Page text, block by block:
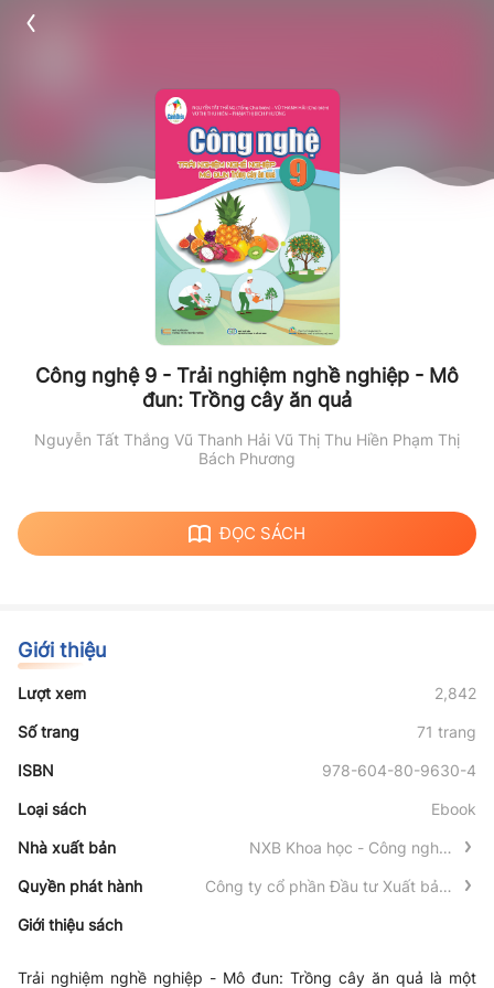
Công nghệ 9 - Trải nghiệm nghề nghiệp - Mô
đun: Trồng cây ăn quả
Nguyễn Tất Thắng Vũ Thanh Hải Vũ Thị Thu Hiền Phạm Thị
Bách Phương
ĐỌC SÁCH
Giới thiệu
Lượt xem 2,842
Số trang 71 trang
ISBN 978-604-80-9630-4
Loại sách Ebook
Nhà xuất bản
NXB Khoa học - Công nghệ -
Quyền phát hành
Công ty cổ phần Đầu tư Xuất bản -
Giới thiệu sách
Trải nghiệm nghề nghiệp - Mô đun: Trồng cây ăn quả là một